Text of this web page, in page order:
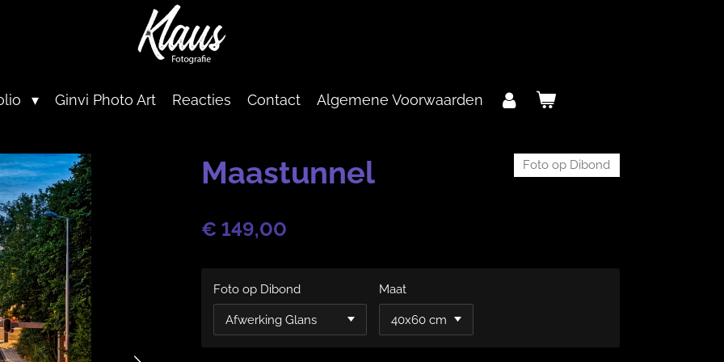
Ginvi Photo Art Reacties Contact Algemene Voorwaarden
Maastunnel Foto op Dibond
€ 149,00
Foto op Dibond Maat